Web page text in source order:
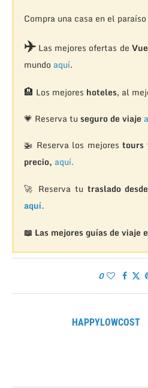
Compra una casa en el
✈️Las mejores ofertas de
mundo aquí.
🏨 Los mejores hoteles, al
💗 Reserva tu seguro de viaje
🚁 Reserva los mejorestours
precio, aquí.
🚀 Reserva tu traslado
aquí.
📖 Las mejores guías de viaje
0
HAPPYLOWCOST